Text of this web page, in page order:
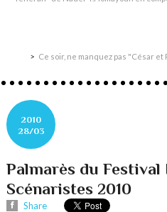
Ce soir, ne manquez pas "César
2010
28/03
Palmarès du
Scénaristes 2010
Share